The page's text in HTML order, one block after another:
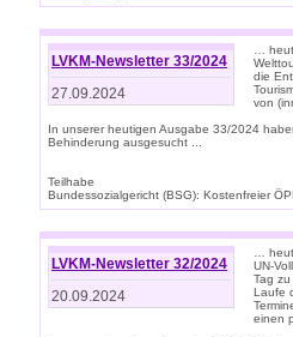
LVKM-Newsletter 33/2024
27.09.2024
…
die
von
In unserer heutigen Ausgabe 33/2024
Behinderung ausgesucht ...
Teilhabe
Bundessozialgericht (BSG): Kostenfreier
LVKM-Newsletter 32/2024
20.09.2024
…
UN-
Tag
Laufe
einen